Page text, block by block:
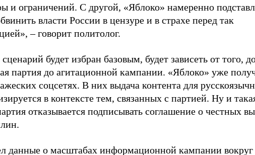
и ограничений. С другой, «Яблоко» намеренно
власти России в цензуре и в страхе перед так
– говорит политолог.
будет избран базовым, будет зависеть от того,
партия до агитационной кампании. «Яблоко» уже
соцсетях. В них выдача контента для
в контексте тем, связанных с партией. Ну и
отказывается подписывать соглашение о честных
данные о масштабах информационной кампании вокруг